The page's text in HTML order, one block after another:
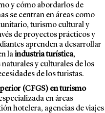
y cómo abordarlos de
se centran en áreas como
turismo cultural y
de proyectos prácticos y
aprenden a desarrollar
laindustria turística,
y culturales de los
de los turistas.
(CFGS) en turismo
en áreas
hotelera, agencias de viajes